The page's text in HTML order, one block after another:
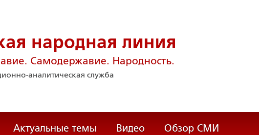
народная линия
Самодержавие. Народность.
аналитическая служба
Актуальные темы Видео Обзор СМИ